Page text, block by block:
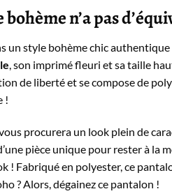
n’a pas
un style bohème chic
, son imprimé fleuri et sa taille
de liberté et se compose de
!
procurera un look plein de
pièce unique pour rester à la
! Fabriqué en polyester, ce
? Alors, dégainez ce pantalon !